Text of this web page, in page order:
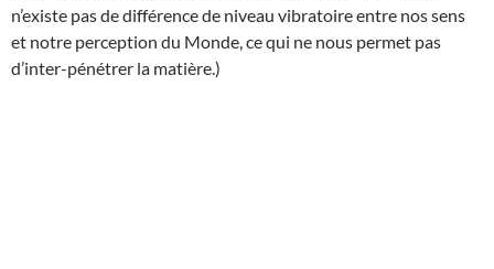
n’existe pas de différence de niveau vibratoire entre nos sens
et notre perception du Monde, ce qui ne nous permet pas
d’inter-pénétrer la matière.)